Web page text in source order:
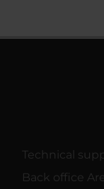
Technical
Back office